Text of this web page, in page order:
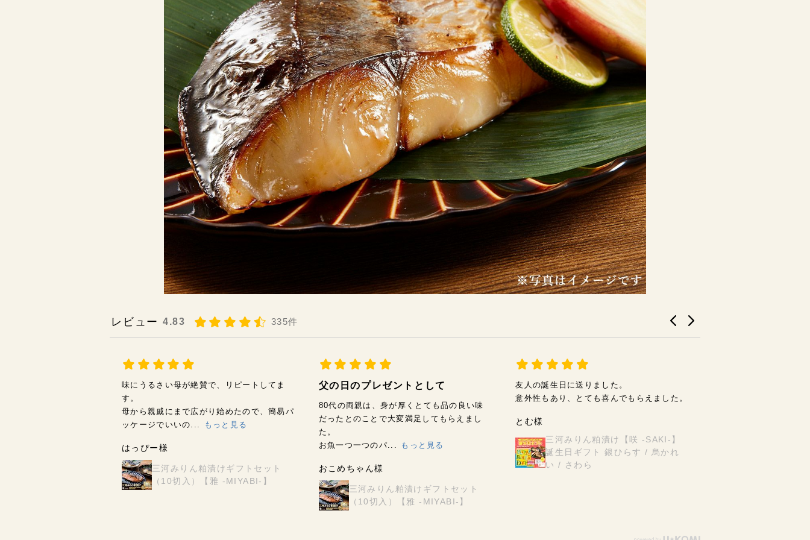
レビュー 4.83 335件
味にうるさい母が絶賛で、リピートしてま
す。
母から親戚にまで広がり始めたので、簡易パ
ッケージでいいの...
もっと見る
はっぴー様
三河みりん粕漬けギフトセット
（10切入）【雅 -MIYABI-】
父の日のプレゼントとして
80代の両親は、身が厚くとても品の良い味
だったとのことで大変満足してもらえまし
た。
お魚一つ一つのパ...
もっと見る
おこめちゃん様
三河みりん粕漬けギフトセット
（10切入）【雅 -MIYABI-】
友人の誕生日に送りました。
意外性もあり、とても喜んでもらえました。
とむ様
三河みりん粕漬け【咲 -SAKI-】
誕生日ギフト 銀ひらす / 烏かれ
い / さわら